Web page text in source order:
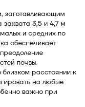
заготавливающим
3,5 и 4,7 м
и средних по
обеспечивает
почвы.
расстоянии к
на любые
важно при